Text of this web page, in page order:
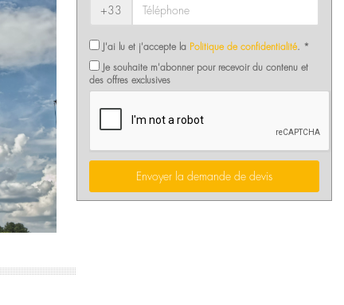
+33
J'ai lu et j'accepte la Politique de confidentialité. *
Je souhaite m'abonner pour recevoir du contenu et
des offres exclusives
Envoyer la demande de devis